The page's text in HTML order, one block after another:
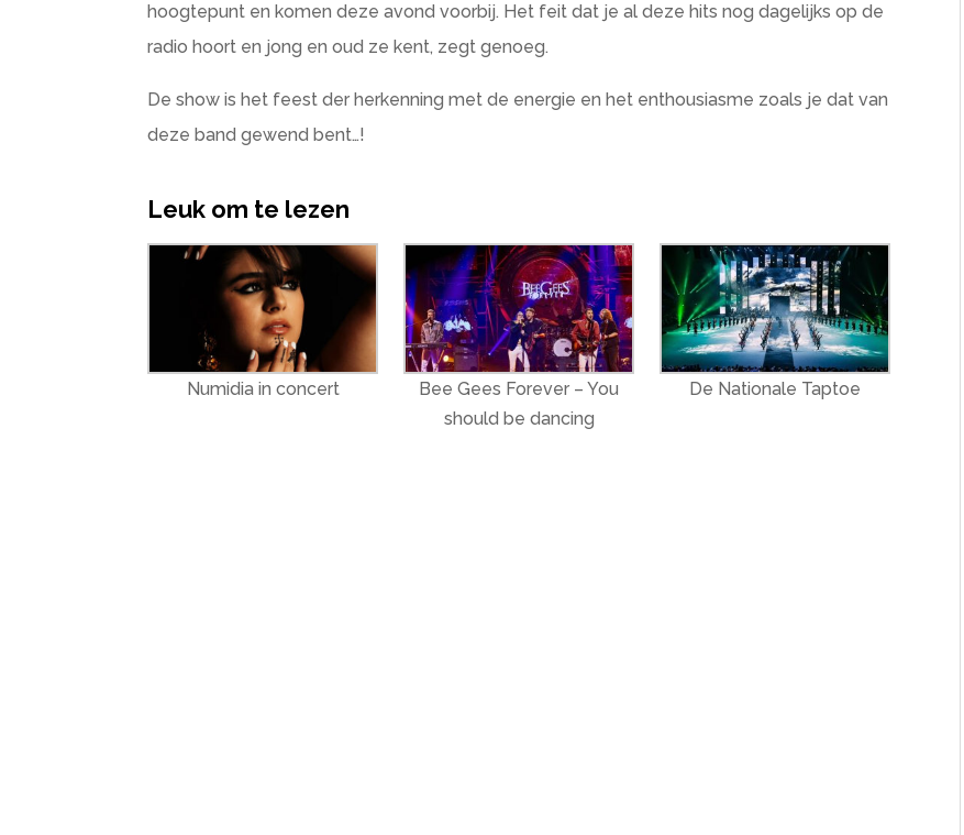
hoogtepunt en komen deze avond voorbij. Het feit dat je al deze hits nog dagelijks op de
radio hoort en jong en oud ze kent, zegt genoeg.
De show is het feest der herkenning met de energie en het enthousiasme zoals je dat van
deze band gewend bent…!
Leuk om te lezen
Numidia in concert
Bee Gees Forever – You
should be dancing
De Nationale Taptoe